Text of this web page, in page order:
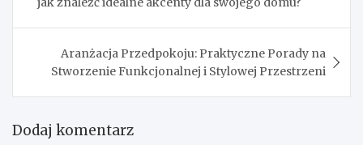
Aranżacja Przedpokoju: Praktyczne Porady na
Stworzenie Funkcjonalnej i Stylowej Przestrzeni
Dodaj komentarz